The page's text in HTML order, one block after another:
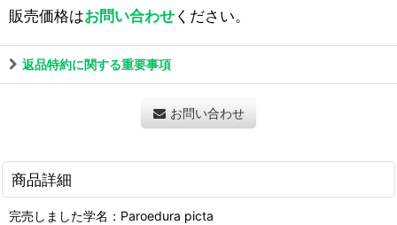
販売価格はお問い合わせください。
返品特約に関する重要事項
お問い合わせ
商品詳細
完売しました学名：Paroedura picta